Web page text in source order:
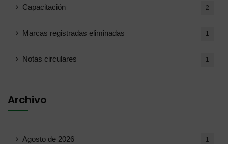
Capacitación 2
Marcas registradas eliminadas 1
Notas circulares 1
Archivo
Agosto de 2026 1